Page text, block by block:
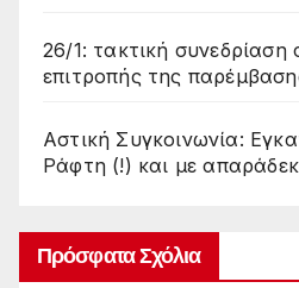
26/1: τακτική συνεδρίαση
επιτροπής της
Αστική Συγκοινωνία:
Ράφτη (!) και με
Πρόσφατα Σχόλια